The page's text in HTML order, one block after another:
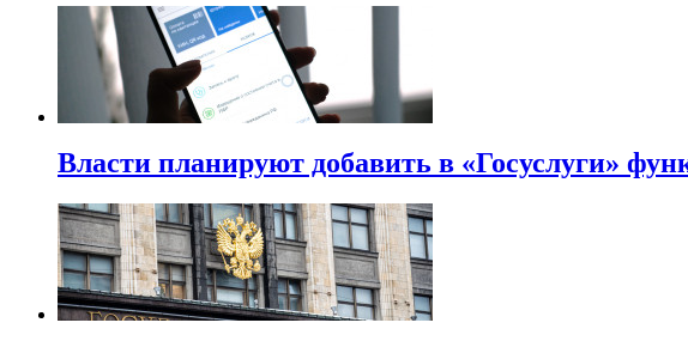
Власти планируют добавить в «Госуслуги»